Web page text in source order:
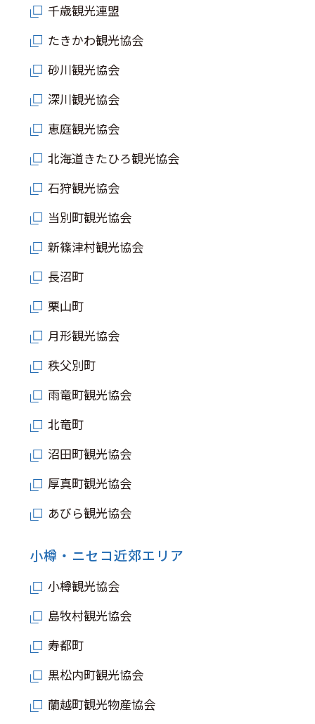
このサイトについて
動画ライブラリー
お問い合わせ
Languages
千歳観光連盟
たきかわ観光協会
砂川観光協会
深川観光協会
恵庭観光協会
北海道きたひろ観光協会
石狩観光協会
当別町観光協会
新篠津村観光協会
長沼町
栗山町
月形観光協会
秩父別町
雨竜町観光協会
北竜町
沼田町観光協会
厚真町観光協会
あびら観光協会
小樽・ニセコ近郊エリア
小樽観光協会
島牧村観光協会
寿都町
黒松内町観光協会
蘭越町観光物産協会